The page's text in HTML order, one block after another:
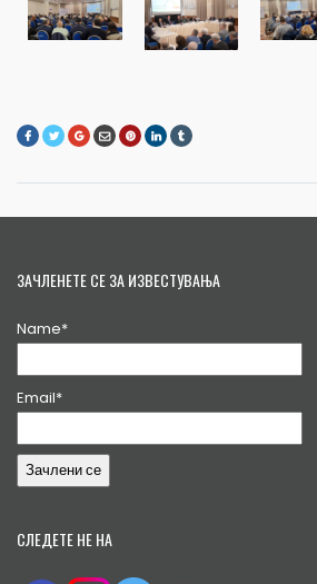
ЗАЧЛЕНЕТЕ СЕ ЗА ИЗВЕСТУВАЊА
Name*
Email*
СЛЕДЕТЕ НЕ НА